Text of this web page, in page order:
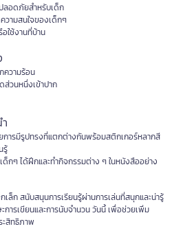
อดภัยสำหรับเด็ก
วามสนใจของเด็กๆ
อใช้งานที่บ้าน
ความร้อน
ส่วนหนึ่งเข้าปาก
การมีรูปทรงที่แตกต่างกันพร้อมสติกเกอร์หลากสี
รู้
ด็กๆ ได้ฝึกและทำกิจกรรมต่าง ๆ ในหนังสืออย่าง
เล็ก สนับสนุนการเรียนรู้ผ่านการเล่นที่สนุกและน่ารู้
ารเขียนและการนับจำนวน วันนี้ เพื่อช่วยเพิ่ม
สิทธิภาพ